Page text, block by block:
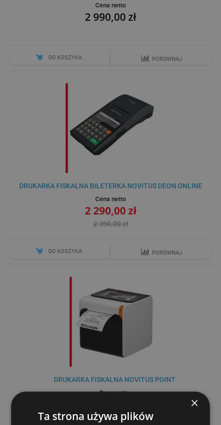
Cena netto
2 990,00 zł
DO KOSZYKA PORÓWNAJ
DRUKARKA FISKALNA BILETERKA NOVITUS DEON ONLINE
Cena netto
2 290,00 zł
2 390,00 zł
DO KOSZYKA PORÓWNAJ
DRUKARKA FISKALNA NOVITUS POINT
Cena netto
2 790,00 zł
×
Ta strona używa plików